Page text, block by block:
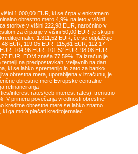
1.000,00 EUR, ki se črpa v enkratnem
obrestno mero 4,9% na leto v višini
storitve v višini 222,98 EUR, naročnino v
za črpanje v višini 50,00 EUR, je skupni
1.311,52 EUR, če se odplačuje
EUR, 119,05 EUR, 115,61 EUR, 112,17
104,96 EUR, 101,52 EUR, 98,08 EUR,
EUR. EOM znaša 77,59%. Ta izračun je
na predpostavkah, veljavnih na dan
ki se lahko spremenijo in zato za banko
obrestna mera, uporabljena v izračunu, je
obrestne mere Evropske centralne
refinanciranja
interest-rates/ecb-interest-rates), trenutno
V primeru povečanja vrednosti obrestne
kreditne obrestne mere se lahko znatno
ga mora plačati kreditojemalec.